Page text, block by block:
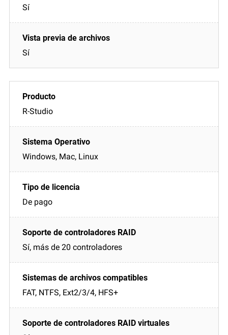
Sí
Sí
R-Studio
Windows, Mac, Linux
De pago
Sí, más de 20 controladores
FAT, NTFS, Ext2/3/4, HFS+